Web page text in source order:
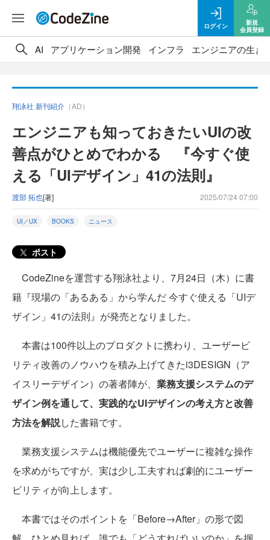
ログイン
新規
会員登録
AI アプリケーション開発 インフラ エンジニアの生き
翔泳社 新刊紹介 （AD）
エンジニアも知っておきたいUIの改
善点がひとめでわかる 『今すぐ使
える「UIデザイン」41の法則』
渡部 拓也[著] 2025/07/24 07:00
UI／UX BOOKS ニュース
ポスト
CodeZineを運営する翔泳社より、7月24日（木）に書
籍『現場の「あるある」から学んだ 今すぐ使える「UIデ
ザイン」41の法則』が発売となりました。
本書は100件以上のプロダクトに携わり、ユーザービ
リティ改善のノウハウを積み上げてきたi3DESIGN（ア
イスリーデザイン）の著者陣が、 業務支援システムのデ
ザイン例を通して、実践的なUIデザインの考え方と改善
方法を解説した書籍です。
業務支援システムは機能優先でユーザーに複雑な操作
を求めがちですが、実は少し工夫すれば劇的にユーザー
ビリティが向上します。
本書ではそのポイントを「Before→After」の形で図